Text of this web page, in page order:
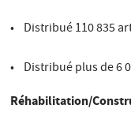
• Distribué 110 835
• Distribué plus de 6
Réhabilitation/